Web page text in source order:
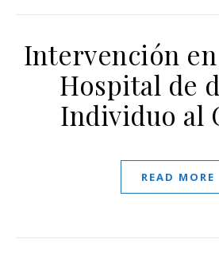
Intervención
Hospital de
Individuo al
READ MORE